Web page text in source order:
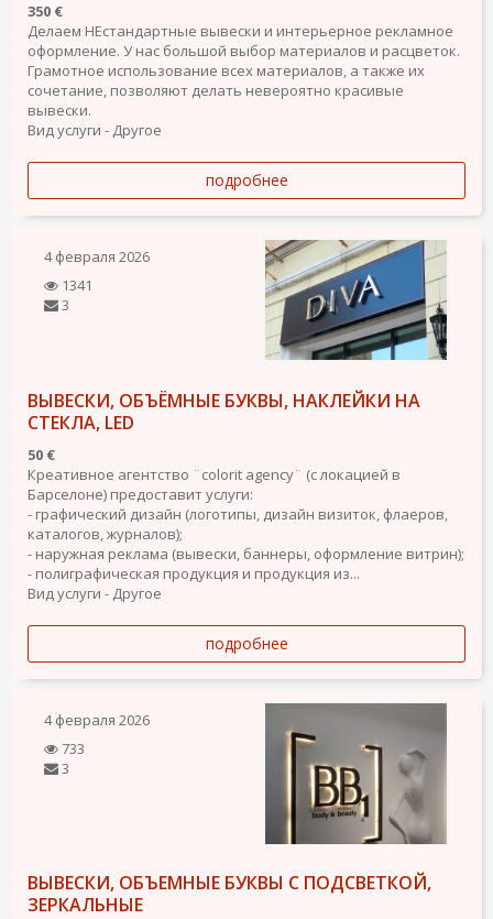
350 €
Делаем НЕстандартные вывески и интерьерное рекламное
оформление. У нас большой выбор материалов и расцветок.
Грамотное использование всех материалов, а также их
сочетание, позволяют делать невероятно красивые
вывески.
Вид услуги - Другое
подробнее
4 февраля 2026
1341
3
ВЫВЕСКИ, ОБЪЁМНЫЕ БУКВЫ, НАКЛЕЙКИ НА
СТЕКЛА, LED
50 €
Креативное агентство ¨colorit agency¨ (с локацией в
Барселоне) предоставит услуги:
- графический дизайн (логотипы, дизайн визиток, флаеров,
каталогов, журналов);
- наружная реклама (вывески, баннеры, оформление витрин);
- полиграфическая продукция и продукция из...
Вид услуги - Другое
подробнее
4 февраля 2026
733
3
ВЫВЕСКИ, ОБЪЕМНЫЕ БУКВЫ С ПОДСВЕТКОЙ,
ЗЕРКАЛЬНЫЕ